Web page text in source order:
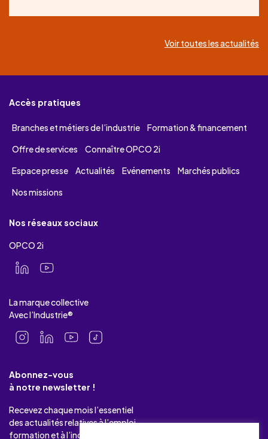
Voir toutes les actualités
Accès pratiques
Branches et métiers de l’industrie
Formation & financement
Offre de services
Connaître OPCO 2i
Espace presse
Actualités Evénements
Marchés publics
Nos missions
Nos réseaux sociaux
OPCO 2i
La marque collective
Avec l’Industrie®
Abonnez-vous
à notre newsletter !
Recevez chaque mois l’essentiel
des actualités relatives à l’emploi-
formation et à l’industrie.